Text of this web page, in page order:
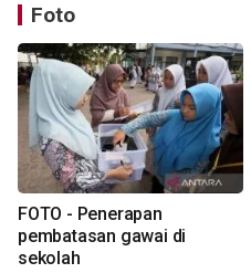
Foto
FOTO - Penerapan
pembatasan gawai di
sekolah